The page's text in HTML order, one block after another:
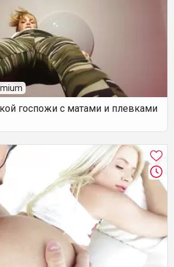
госпожи с матами и плевками